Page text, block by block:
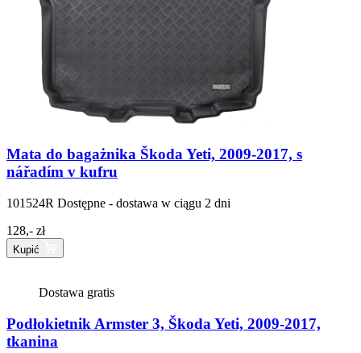
Mata do bagażnika Škoda Yeti, 2009-2017, s
nářadím v kufru
101524R Dostępne - dostawa w ciągu 2 dni
128,- zł
Kupić
Dostawa gratis
Podłokietnik Armster 3, Škoda Yeti, 2009-2017,
tkanina